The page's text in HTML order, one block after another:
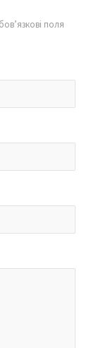
поля